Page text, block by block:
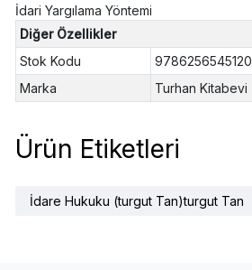
İdari Yargılama Yöntemi
Diğer Özellikler
Stok Kodu
9786256545120
Marka
Turhan Kitabevi
Ürün Etiketleri
İdare Hukuku (turgut Tan)turgut Tan